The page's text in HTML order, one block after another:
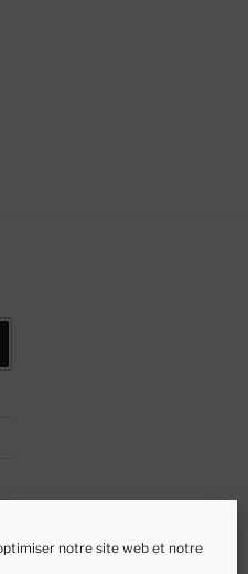
notre site web et notre